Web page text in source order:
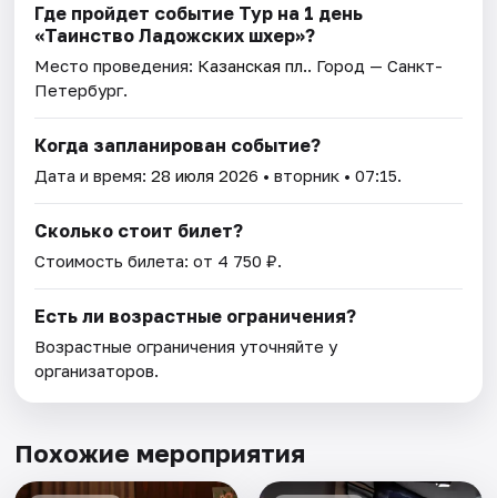
Где пройдет событие Тур на 1 день
«Таинство Ладожских шхер»?
Место проведения: Казанская пл.. Город — Санкт-
Петербург.
Когда запланирован событие?
Дата и время:28 июля 2026 • вторник • 07:15.
Сколько стоит билет?
Стоимость билета: от 4 750 ₽.
Есть ли возрастные ограничения?
Возрастные ограничения уточняйте у
организаторов.
Похожие мероприятия